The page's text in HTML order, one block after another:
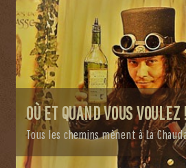
OÙ ET QUAND VOUS VOULEZ !
Tous les chemins mènent à La